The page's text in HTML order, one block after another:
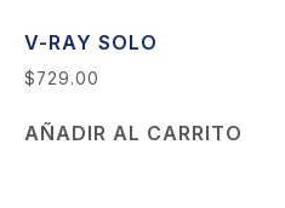
V-RAY SOLO
$729.00
AÑADIR AL CARRITO